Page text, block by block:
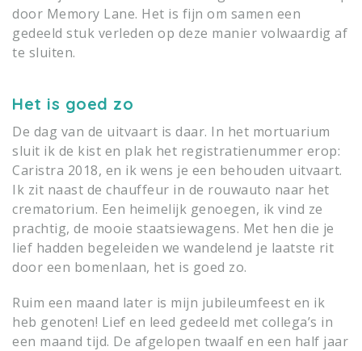
door Memory Lane. Het is fijn om samen een
gedeeld stuk verleden op deze manier volwaardig af
te sluiten.
Het is goed zo
De dag van de uitvaart is daar. In het mortuarium
sluit ik de kist en plak het registratienummer erop:
Caristra 2018, en ik wens je een behouden uitvaart.
Ik zit naast de chauffeur in de rouwauto naar het
crematorium. Een heimelijk genoegen, ik vind ze
prachtig, de mooie staatsiewagens. Met hen die je
lief hadden begeleiden we wandelend je laatste rit
door een bomenlaan, het is goed zo.
Ruim een maand later is mijn jubileumfeest en ik
heb genoten! Lief en leed gedeeld met collega’s in
een maand tijd. De afgelopen twaalf en een half jaar